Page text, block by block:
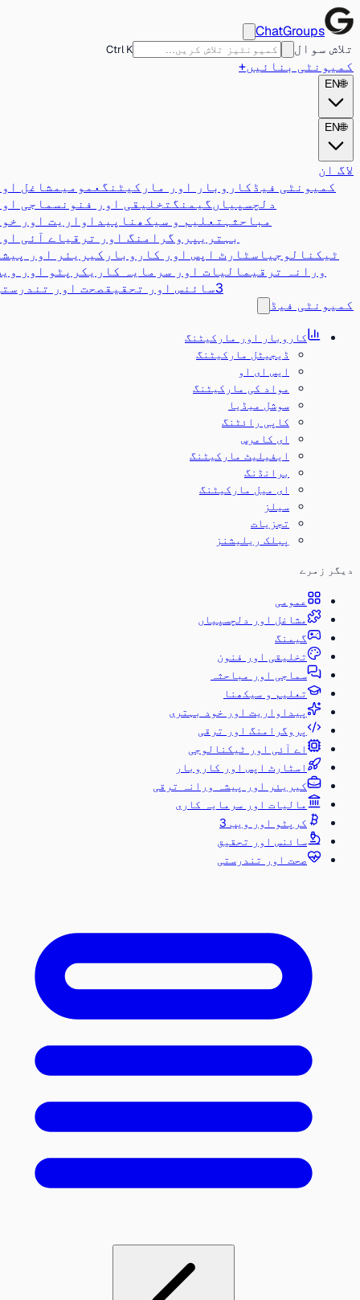
ChatGroups
تلاش سوال
Ctrl K
کمیونٹی بنائیں+
🌐
EN
🌐
EN
لاگ ان
کمیونٹی فیڈکاروبار اور مارکیٹنگعمومیمشاغل اور
دلچسپیاں گیمنگتخلیقی اور فنون سماجی اور
مباحثہتعلیم و سیکھناپیداواریت اور خود
بہتری پروگرامنگ اور ترقیاے آئی اور
ٹیکنالوجیاسٹارٹ اپس اور کاروبار کیریئر اور پیشہ
ورانہ ترقیمالیات اور سرمایہ کاری کرپٹو اور ویب
3سائنس اور تحقیقصحت اور تندرستی
کمیونٹی فیڈ
کاروبار اور مارکیٹنگ
ڈیجیٹل مارکیٹنگ
ایس ای او
مواد کی مارکیٹنگ
سوشل میڈیا
کاپی رائٹنگ
ای کامرس
ایفیلیٹ مارکیٹنگ
برانڈنگ
ای میل مارکیٹنگ
سیلز
تجزیات
پبلک ریلیشنز
دیگر زمرے
عمومی
مشاغل اور دلچسپیاں
گیمنگ
تخلیقی اور فنون
سماجی اور مباحثہ
تعلیم و سیکھنا
پیداواریت اور خود بہتری
پروگرامنگ اور ترقی
اے آئی اور ٹیکنالوجی
اسٹارٹ اپس اور کاروبار
کیریئر اور پیشہ ورانہ ترقی
مالیات اور سرمایہ کاری
کرپٹو اور ویب 3
سائنس اور تحقیق
صحت اور تندرستی